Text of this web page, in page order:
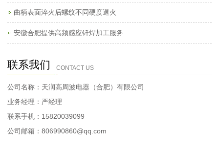
曲柄表面淬火后螺纹不同硬度退火
安徽合肥提供高频感应钎焊加工服务
联系我们 CONTACT US
公司名称：天润高周波电器（合肥）有限公司
业务经理：严经理
联系手机：15820039099
公司邮箱：806990860@qq.com